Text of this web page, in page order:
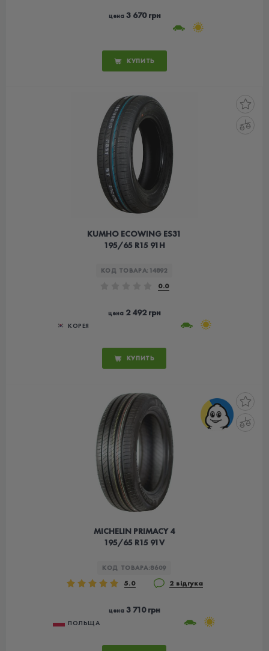
цена3 670 грн
КУПИТЬ
KUMHO ECOWING ES31
195/65 R15 91H
КОД ТОВАРА: 14892
0.0
цена2 492 грн
КОРЕЯ
КУПИТЬ
MICHELIN PRIMACY 4
195/65 R15 91V
КОД ТОВАРА:8609
5.0 2 відгука
цена3 710 грн
ПОЛЬЩА